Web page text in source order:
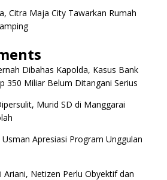
Citra Maja City Tawarkan Rumah
Dibahas Kapolda, Kasus Bank
350 Miliar Belum Ditangani Serius
Murid SD di Manggarai
Usman Apresiasi Program Unggulan
Ariani, Netizen Perlu Obyektif dan